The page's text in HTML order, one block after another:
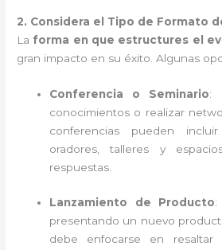
2. Considera el Tipo de Formato
La forma en que estructures el
gran impacto en su éxito. Algunas
Conferencia o Seminario:
conocimientos o realizar
conferencias pueden
oradores, talleres y
respuestas.
Lanzamiento de Producto:
presentando un nuevo
debe enfocarse en resaltar